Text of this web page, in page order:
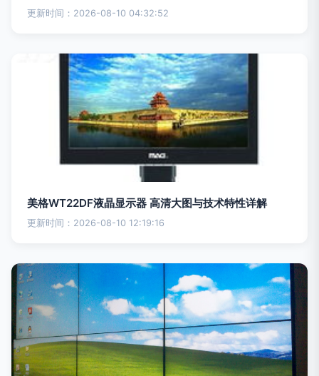
更新时间：2026-08-10 04:32:52
美格WT22DF液晶显示器 高清大图与技术特性详解
更新时间：2026-08-10 12:19:16